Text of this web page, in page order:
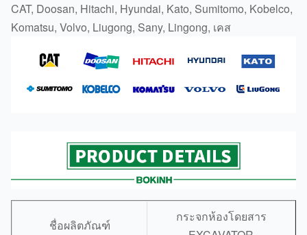
CAT, Doosan, Hitachi, Hyundai, Kato, Sumitomo, Kobelco,
Komatsu, Volvo, Liugong, Sany, Lingong, เคส
ชื่อผลิตภัณฑ์
กระจกห้องโดยสาร